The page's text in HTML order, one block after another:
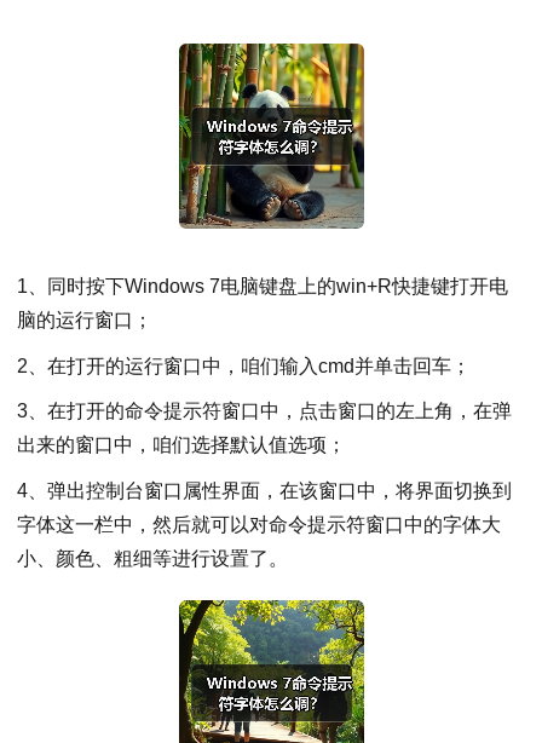
1、同时按下Windows 7电脑键盘上的win+R快捷键打开电
脑的运行窗口；
2、在打开的运行窗口中，咱们输入cmd并单击回车；
3、在打开的命令提示符窗口中，点击窗口的左上角，在弹
出来的窗口中，咱们选择默认值选项；
4、弹出控制台窗口属性界面，在该窗口中，将界面切换到
字体这一栏中，然后就可以对命令提示符窗口中的字体大
小、颜色、粗细等进行设置了。